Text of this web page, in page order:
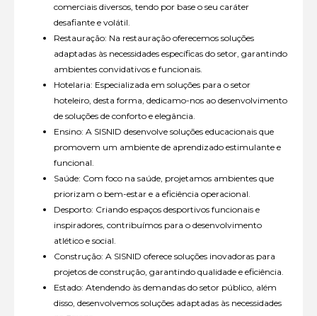
comerciais diversos, tendo por base o seu caráter
desafiante e volátil.
Restauração: Na restauração oferecemos soluções
adaptadas às necessidades específicas do setor, garantindo
ambientes convidativos e funcionais.
Hotelaria: Especializada em soluções para o setor
hoteleiro, desta forma, dedicamo-nos ao desenvolvimento
de soluções de conforto e elegância.
Ensino: A SISNID desenvolve soluções educacionais que
promovem um ambiente de aprendizado estimulante e
funcional.
Saúde: Com foco na saúde, projetamos ambientes que
priorizam o bem-estar e a eficiência operacional.
Desporto: Criando espaços desportivos funcionais e
inspiradores, contribuímos para o desenvolvimento
atlético e social.
Construção: A SISNID oferece soluções inovadoras para
projetos de construção, garantindo qualidade e eficiência.
Estado: Atendendo às demandas do setor público, além
disso, desenvolvemos soluções adaptadas às necessidades